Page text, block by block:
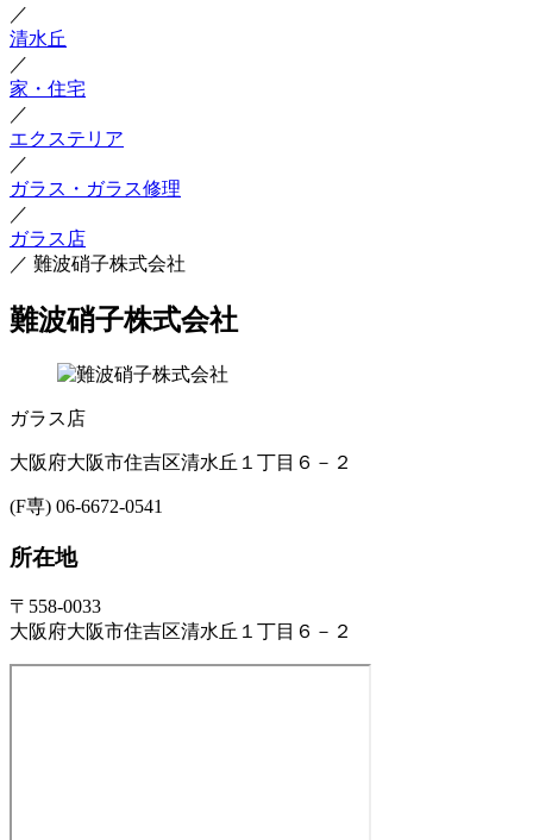
／
清水丘
／
家・住宅
／
エクステリア
／
ガラス・ガラス修理
／
ガラス店
／ 難波硝子株式会社
難波硝子株式会社
ガラス店
大阪府大阪市住吉区清水丘１丁目６－２
(F専) 06-6672-0541
所在地
〒558-0033
大阪府大阪市住吉区清水丘１丁目６－２